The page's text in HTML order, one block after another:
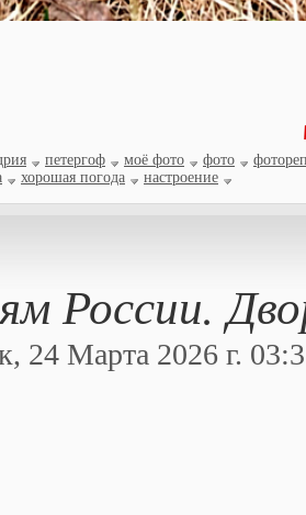
петергоф моё фото фото
хорошая погода настроение
России.
24 Марта 2026 г.